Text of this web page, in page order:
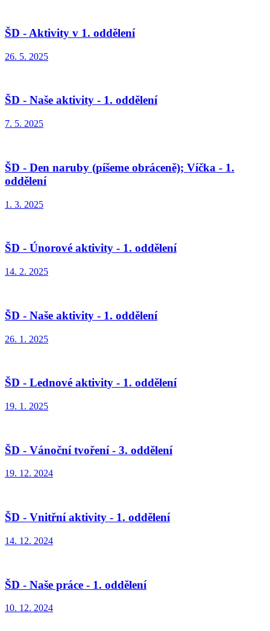
ŠD - Aktivity v 1. oddělení
26. 5. 2025
ŠD - Naše aktivity - 1. oddělení
7. 5. 2025
ŠD - Den naruby (píšeme obráceně); Víčka - 1.
oddělení
1. 3. 2025
ŠD - Únorové aktivity - 1. oddělení
14. 2. 2025
ŠD - Naše aktivity - 1. oddělení
26. 1. 2025
ŠD - Lednové aktivity - 1. oddělení
19. 1. 2025
ŠD - Vánoční tvoření - 3. oddělení
19. 12. 2024
ŠD - Vnitřní aktivity - 1. oddělení
14. 12. 2024
ŠD - Naše práce - 1. oddělení
10. 12. 2024